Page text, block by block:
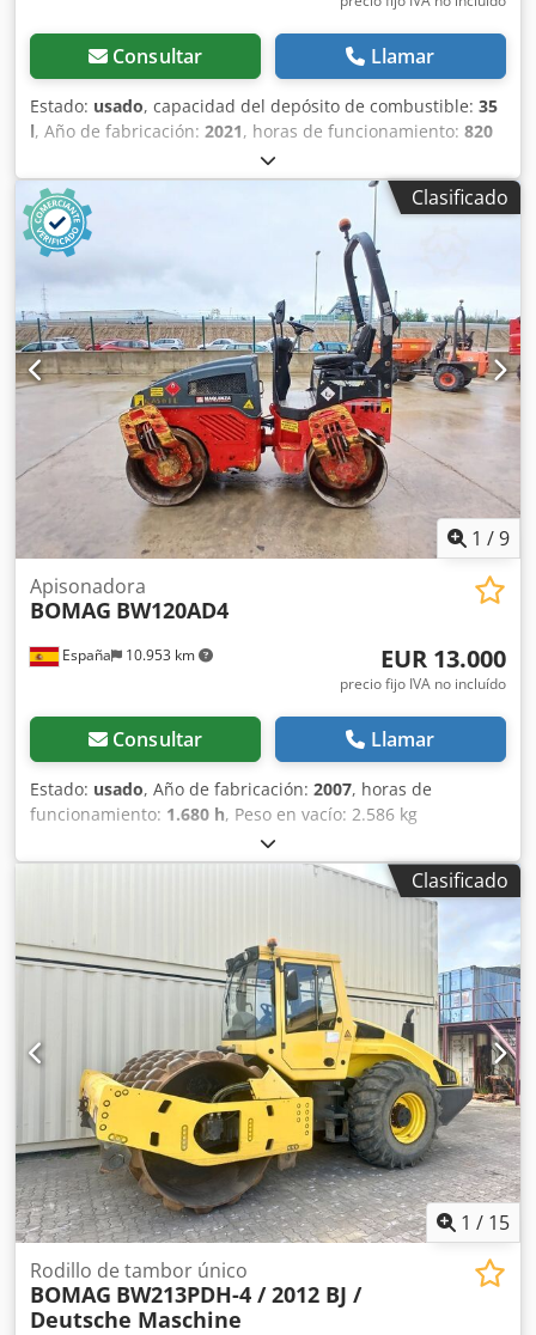
Consultar Llamar
Estado: usado, capacidad del depósito de combustible: 35
l, Año de fabricación: 2021, horas de funcionamiento: 820
, Peso en vacío: 2.700 kg Dimensiones (lxanxal): 253 x 127
x 257 cm Crodpfxsy Iz A Ae Af Ajf Ubicación: Casarrubios
del monte (Toledo) El BOMAG BW120AD5 es ideal para
tareas de compactación ligera en obras urbanas o
mantenimiento de carreteras. Buena maniobrabilidad,
controles sencillos y funcionamiento correcto. Se presenta
en estado operativo, preparado para trabajar desde el
primer día. Perfecto para optimizar tu inversión con
maquinaria de segunda mano. Tipología: Ligera Anchura
de tambor: 1.200 mm Diámetro de tambor: 700 mm
Capacidad de depósito: 35 l CE
Clasificado
1 /9
España 10.953 km
Apisonadora
BOMAG BW120AD4
EUR 13.000
precio fijo IVA no incluído
Consultar Llamar
Estado: usado, Año de fabricación: 2007, horas de
funcionamiento: 1.680 h, Peso en vacío: 2.586 kg
Dimensiones (lxanxal): 248 x 128 x 180 cm Codozb I Tmspfx
Af Asrf Ubicación: El Burgo de Ebro (Zaragoza) El BOMAG
BW120AD4 es ideal para tareas de compactación ligera en
obras urbanas o mantenimiento de carreteras. Buena
maniobrabilidad, controles sencillos y funcionamiento
correcto. Se presenta en estado operativo, preparado para
trabajar desde el primer día. Perfecto para optimizar tu
inversión con maquinaria de segunda mano. Peso de
servicio: 2.580 kg Tipología: Ligera Anchura de tambor:
1.200 mm Diámetro de tambor: 700 mm Capacidad de
depósito: 40 l CE
Clasificado
1 / 15
Rodillo de tambor único
BOMAG BW213PDH-4 / 2012 BJ /
Deutsche Maschine